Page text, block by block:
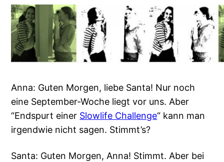
Anna: Guten Morgen, liebe Santa! Nur noch
eine September-Woche liegt vor uns. Aber
“Endspurt einer Slowlife Challenge“ kann man
irgendwie nicht sagen. Stimmt’s?
Santa: Guten Morgen, Anna! Stimmt. Aber bei